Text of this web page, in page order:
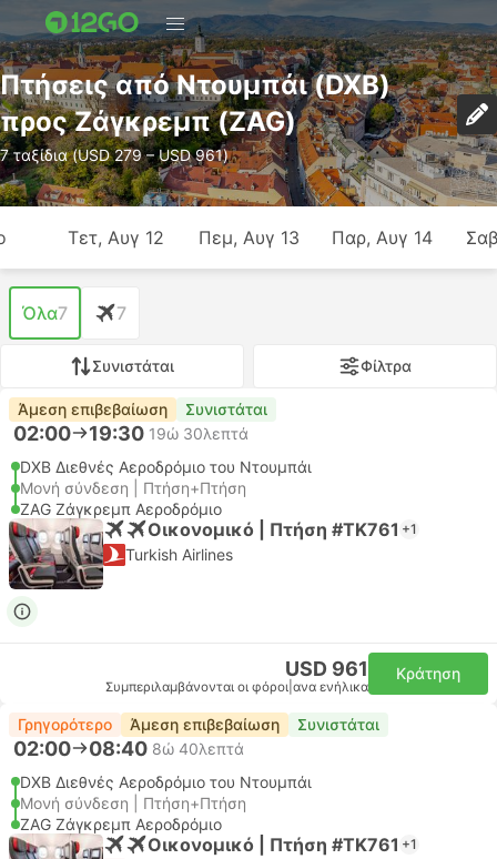
Πτήσεις από Ντουμπάι (DXB)
προς Ζάγκρεμπ (ZAG)
7 ταξίδια (USD 279 – USD 961)
Τετ, Αυγ 12 Πεμ, Αυγ 13 Παρ, Αυγ 14
Όλα7 7
Συνιστάται Φίλτρα
Άμεση επιβεβαίωση Συνιστάται
02:00 19:30 19ώ 30λεπτά
DXB Διεθνές Αεροδρόμιο του Ντουμπάι
Μονή σύνδεση | Πτήση+Πτήση
ZAG Ζάγκρεμπ Αεροδρόμιο
Οικονομικό | Πτήση #TK761 +1
Turkish Airlines
USD 961
Συμπεριλαμβάνονται οι φόροι ανα ενήλικα
Κράτηση
Γρηγορότερο Άμεση επιβεβαίωση Συνιστάται
02:00 08:40 8ώ 40λεπτά
DXB Διεθνές Αεροδρόμιο του Ντουμπάι
Μονή σύνδεση | Πτήση+Πτήση
ZAG Ζάγκρεμπ Αεροδρόμιο
Οικονομικό | Πτήση #TK761 +1